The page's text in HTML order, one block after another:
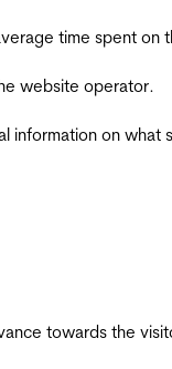
time spent
website operator.
information on
towards the